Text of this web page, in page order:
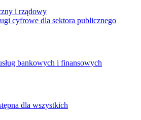
i rządowy
cyfrowe dla sektora publicznego
bankowych i finansowych
dla wszystkich